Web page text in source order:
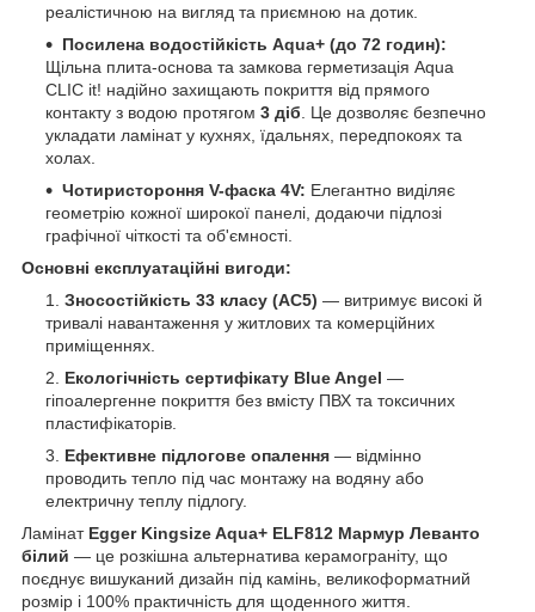
реалістичною на вигляд та приємною на дотик.
Посилена водостійкість Aqua+ (до 72 годин):
Щільна плита-основа та замкова герметизація Aqua
CLIC it! надійно захищають покриття від прямого
контакту з водою протягом 3 діб . Це дозволяє безпечно
укладати ламінат у кухнях, їдальнях, передпокоях та
холах.
Чотиристороння V-фаска 4V: Елегантно виділяє
геометрію кожної широкої панелі, додаючи підлозі
графічної чіткості та об'ємності.
Основні експлуатаційні вигоди:
Зносостійкість 33 класу (AC5) — витримує високі й
тривалі навантаження у житлових та комерційних
приміщеннях.
Екологічність сертифікату Blue Angel —
гіпоалергенне покриття без вмісту ПВХ та токсичних
пластифікаторів.
Ефективне підлогове опалення — відмінно
проводить тепло під час монтажу на водяну або
електричну теплу підлогу.
Ламінат Egger Kingsize Aqua+ ELF812 Мармур Леванто
білий — це розкішна альтернатива керамограніту, що
поєднує вишуканий дизайн під камінь, великоформатний
розмір і 100% практичність для щоденного життя.